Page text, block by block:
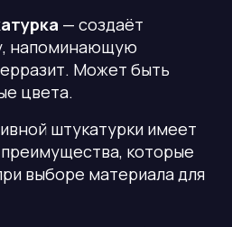
— создаёт
напоминающую
Может быть
цвета.
штукатурки имеет
которые
выборе материала для